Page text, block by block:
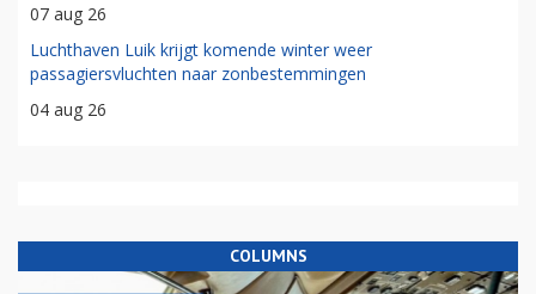
07 aug 26
Luchthaven Luik krijgt komende winter weer
passagiersvluchten naar zonbestemmingen
04 aug 26
COLUMNS